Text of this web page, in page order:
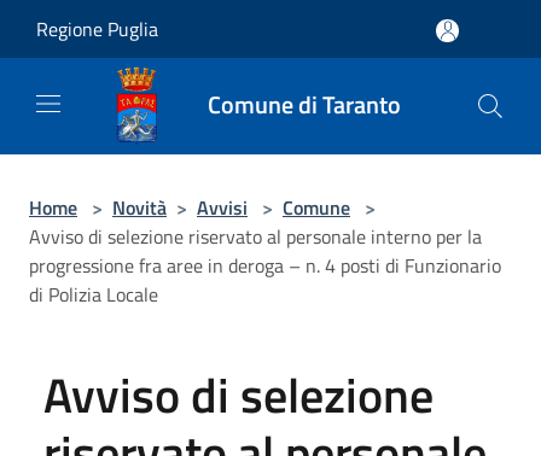
Regione Puglia
Comune di Taranto
Home > Novità > Avvisi > Comune >
Avviso di selezione riservato al personale interno per la
progressione fra aree in deroga – n. 4 posti di Funzionario
di Polizia Locale
Avviso di selezione